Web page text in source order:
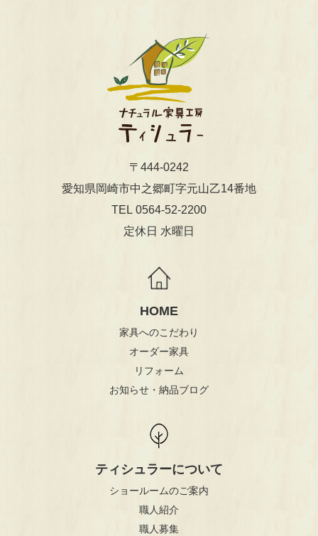
〒444-0242
​​​​​​​愛知県岡崎市中之郷町字元山乙14番地
TEL 0564-52-2200
定休日 水曜日
HOME
家具へのこだわり
オーダー家具
リフォーム
お知らせ・納品ブログ
ティシュラーについて
ショールームのご案内
職人紹介
職人募集